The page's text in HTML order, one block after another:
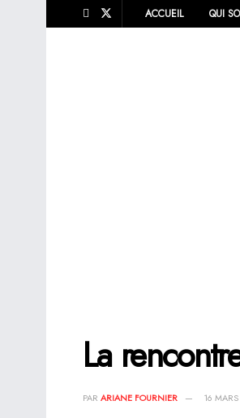
ACCUEIL QUI
La
PAR ARIANE FOURNIER 16